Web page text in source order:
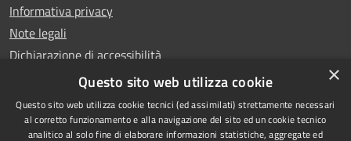
Informativa privacy
Note legali
Dichiarazione di accessibilità
Whistleblowing
×
Questo sito web utilizza cookie
Questo sito web utilizza cookie tecnici (ed assimilati) strettamente necessari
al corretto funzionamento e alla navigazione del sito ed un cookie tecnico
analitico al solo fine di elaborare informazioni statistiche, aggregate ed